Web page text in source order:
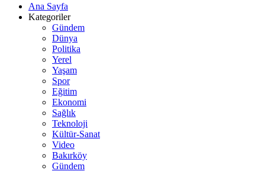
Ana Sayfa
Kategoriler
Gündem
Dünya
Politika
Yerel
Yaşam
Spor
Eğitim
Ekonomi
Sağlık
Teknoloji
Kültür-Sanat
Video
Bakırköy
Gündem